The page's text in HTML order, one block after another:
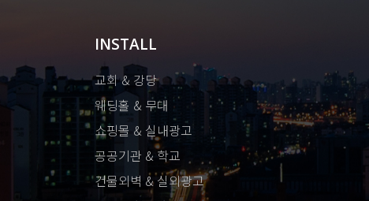
INSTALL
교회 & 강당
웨딩홀 & 무대
쇼핑몰 & 실내광고
공공기관 & 학교
건물외벽 & 실외광고